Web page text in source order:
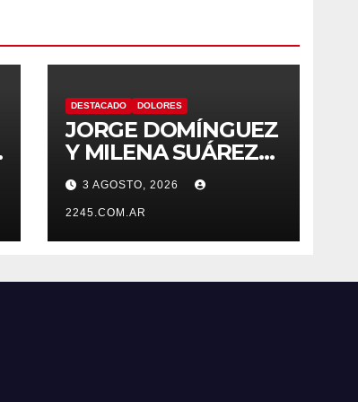
DESTACADO DOLORES
JORGE DOMÍNGUEZ
Y MILENA SUÁREZ
INTENSIFICAN LA
AGENDA
OPOSITORA EN
DOLORES CON UNA
DENUNCIAS Y
3 AGOSTO, 2026
2245.COM.AR